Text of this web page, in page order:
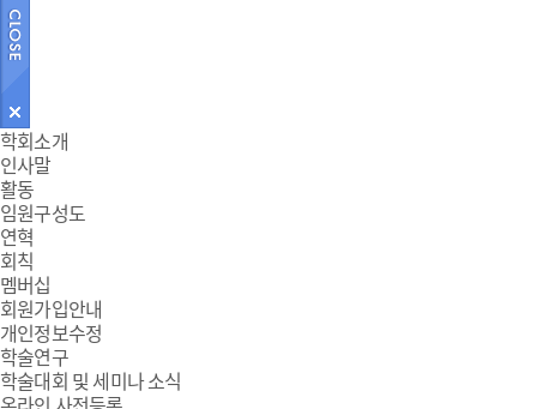
주
메
뉴
학회소개
인사말
활동
임원구성도
연혁
회칙
멤버십
회원가입안내
개인정보수정
학술연구
학술대회 및 세미나 소식